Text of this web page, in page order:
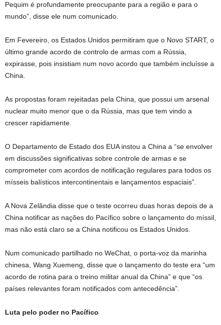
Pequim é profundamente preocupante para a região e para o
mundo”, disse ele num comunicado.
Em Fevereiro, os Estados Unidos permitiram que o Novo START, o
último grande acordo de controlo de armas com a Rússia,
expirasse, pois insistiam num novo acordo que também incluísse a
China.
As propostas foram rejeitadas pela China, que possui um arsenal
nuclear muito menor que o da Rússia, mas que tem vindo a
crescer rapidamente.
O Departamento de Estado dos EUA instou a China a “se envolver
em discussões significativas sobre controle de armas e se
comprometer com acordos de notificação regulares para todos os
mísseis balísticos intercontinentais e lançamentos espaciais”.
A Nova Zelândia disse que o teste ocorreu duas horas depois de a
China notificar as nações do Pacífico sobre o lançamento do míssil,
mas não está claro se a China notificou os Estados Unidos.
Num comunicado partilhado no WeChat, o porta-voz da marinha
chinesa, Wang Xuemeng, disse que o lançamento do teste era “um
acordo de rotina para o treino militar anual da China” e que “os
países relevantes foram notificados com antecedência”.
Luta pelo poder no Pacífico